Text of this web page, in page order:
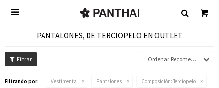

PANTALONES, DE TERCIOPELO EN OUTLET
Recomendados
Filtrando por: Vestimenta Pantalones Composición: Terciopelo